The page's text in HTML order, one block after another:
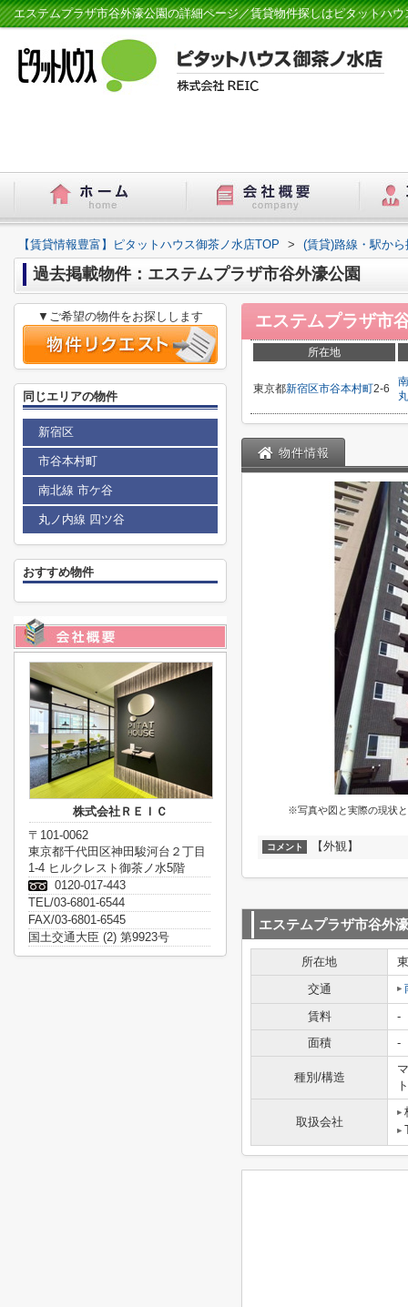
エステムプラザ市谷外濠公園の詳細ページ／賃貸物件探しはピタットハ
【賃貸情報豊富】ピタットハウス御茶ノ水店TOP > (賃貸)路線・駅から
過去掲載物件：エステムプラザ市谷外濠公園
エステムプラザ市
所在地
東京都新宿区市谷本村町2-6
物件情報
※写真や図と実際の現状
コメント 【外観】
エステムプラザ市谷外
所在地
交通
賃料
-
面積
-
種別/構造
ト
取扱会社
▼ご希望の物件をお探しします
同じエリアの物件
新宿区
市谷本村町
南北線 市ケ谷
丸ノ内線 四ツ谷
おすすめ物件
株式会社ＲＥＩＣ
〒101-0062
東京都千代田区神田駿河台２丁目
1-4 ヒルクレスト御茶ノ水5階
0120-017-443
TEL/03-6801-6544
FAX/03-6801-6545
国土交通大臣 (2) 第9923号